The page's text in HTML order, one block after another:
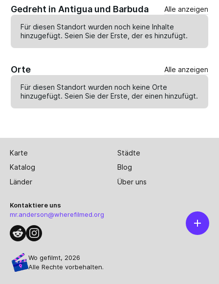
Gedreht in Antigua und Barbuda Alle anzeigen
Für diesen Standort wurden noch keine Inhalte
hinzugefügt. Seien Sie der Erste, der eshinzufügt.
Orte Alle anzeigen
Für diesen Standort wurden noch keine Orte
hinzugefügt. Seien Sie der Erste, der einenhinzufügt.
Karte
Städte
Katalog
Blog
Länder
Über uns
Kontaktiere uns
mr.anderson@wherefilmed.org
Wo gefilmt, 2026
Alle Rechte vorbehalten.